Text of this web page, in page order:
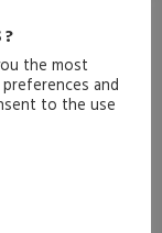
the most
and
to the use